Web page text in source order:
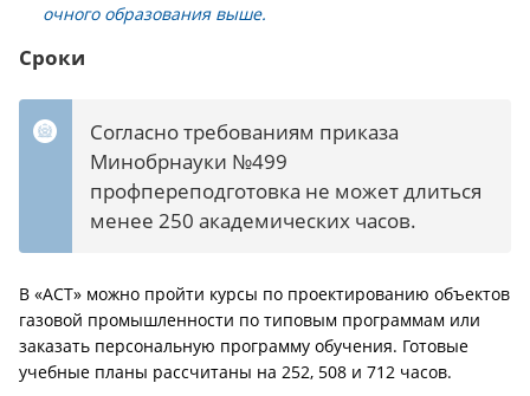
очного образования выше.
Сроки
Согласно требованиям приказа
Минобрнауки №499
профпереподготовка не может длиться
менее 250 академических часов.
В «АСТ» можно пройти курсы по проектированию объектов
газовой промышленности по типовым программам или
заказать персональную программу обучения. Готовые
учебные планы рассчитаны на 252, 508 и 712 часов.